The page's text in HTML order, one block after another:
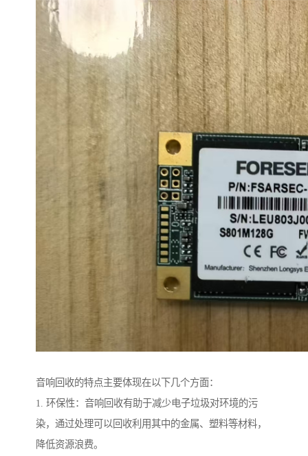
音响回收的特点主要体现在以下几个方面：
1. 环保性：音响回收有助于减少电子垃圾对环境的污
染，通过处理可以回收利用其中的金属、塑料等材料，
降低资源浪费。